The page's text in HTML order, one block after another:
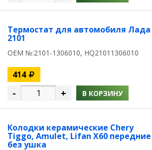
Термостат для автомобиля Лада
2101
OEM №:2101-1306010, HQ21011306010
414
- + В КОРЗИНУ
Колодки керамические Chery
Tiggo, Amulet, Lifan X60 передние
без ушка